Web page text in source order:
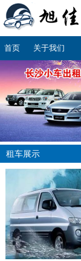
首页 关于我们
租车展示